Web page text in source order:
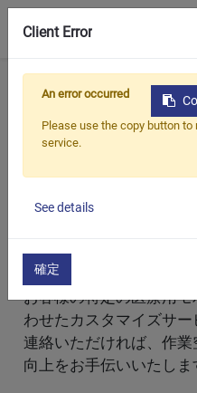
ホーム 製品 病院用
なぜ帝崴なのか
ンを提供しています。
率向上、シームレスなワ
療環境における一般的
お客様の特定の医療用
わせたカスタマイズサ
連絡いただければ、作
向上をお手伝いいたしま
Client Error
An error occurred
Please use the copy button
service.
See details
確定